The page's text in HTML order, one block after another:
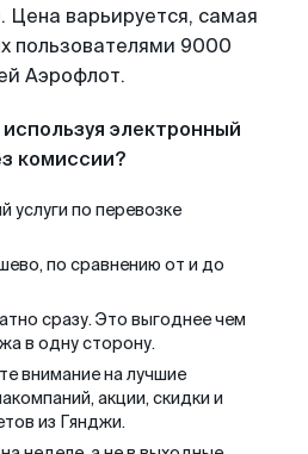
Цена варьируется, самая
пользователями 9000
Аэрофлот.
электронный
комиссии?
услуги по перевозке
по сравнению от и до
сразу. Это выгоднее чем
в одну сторону.
внимание на лучшие
акции, скидки и
из Гянджи.